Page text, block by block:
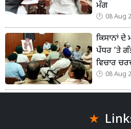
ਮੰਗ
08 Aug
ਕਿਸਾਨਾਂ
ਪੱਧਰ ’ਤੇ
ਵਿਚਾਰ
08 Aug